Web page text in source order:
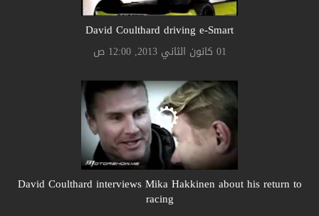
David Coulthard driving e-Smart
01 كانون الثاني 2013, 12:00 ص
David Coulthard interviews Mika Hakkinen about his return to
racing